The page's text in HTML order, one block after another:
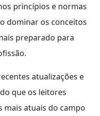
princípios e normas
dominar os conceitos
preparado para
atualizações e
que os leitores
mais atuais do campo